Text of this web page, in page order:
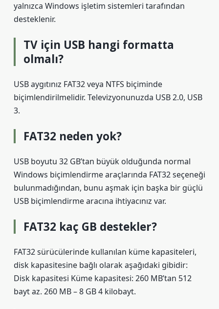
yalnızca Windows işletim sistemleri tarafından
desteklenir.
TV için USB hangi formatta
olmalı?
USB aygıtınız FAT32 veya NTFS biçiminde
biçimlendirilmelidir. Televizyonunuzda USB 2.0, USB
3.
FAT32 neden yok?
USB boyutu 32 GB’tan büyük olduğunda normal
Windows biçimlendirme araçlarında FAT32 seçeneği
bulunmadığından, bunu aşmak için başka bir güçlü
USB biçimlendirme aracına ihtiyacınız var.
FAT32 kaç GB destekler?
FAT32 sürücülerinde kullanılan küme kapasiteleri,
disk kapasitesine bağlı olarak aşağıdaki gibidir:
Disk kapasitesi Küme kapasitesi: 260 MB’tan 512
bayt az. 260 MB – 8 GB 4 kilobayt.